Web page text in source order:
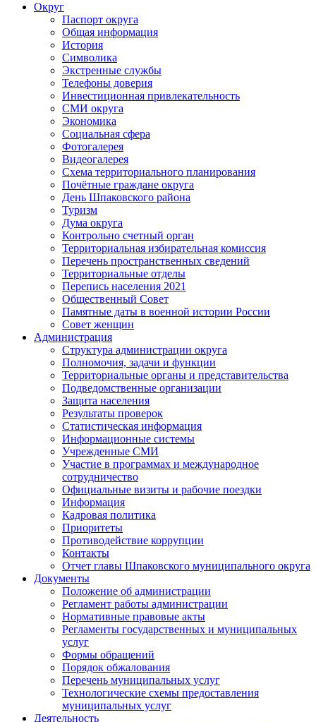
Округ
Паспорт округа
Общая информация
История
Символика
Экстренные службы
Телефоны доверия
Инвестиционная привлекательность
СМИ округа
Экономика
Социальная сфера
Фотогалерея
Видеогалерея
Схема территориального планирования
Почётные граждане округа
День Шпаковского района
Туризм
Дума округа
Контрольно счетный орган
Территориальная избирательная комиссия
Перечень пространственных сведений
Территориальные отделы
Перепись населения 2021
Общественный Совет
Памятные даты в военной истории России
Совет женщин
Администрация
Структура администрации округа
Полномочия, задачи и функции
Территориальные органы и представительства
Подведомственные организации
Защита населения
Результаты проверок
Статистическая информация
Информационные системы
Учрежденные СМИ
Участие в программах и международное
сотрудничество
Официальные визиты и рабочие поездки
Информация
Кадровая политика
Приоритеты
Противодействие коррупции
Контакты
Отчет главы Шпаковского муниципального округа
Документы
Положение об администрации
Регламент работы администрации
Нормативные правовые акты
Регламенты государственных и муниципальных
услуг
Формы обращений
Порядок обжалования
Перечень муниципальных услуг
Технологические схемы предоставления
муниципальных услуг
Деятельность